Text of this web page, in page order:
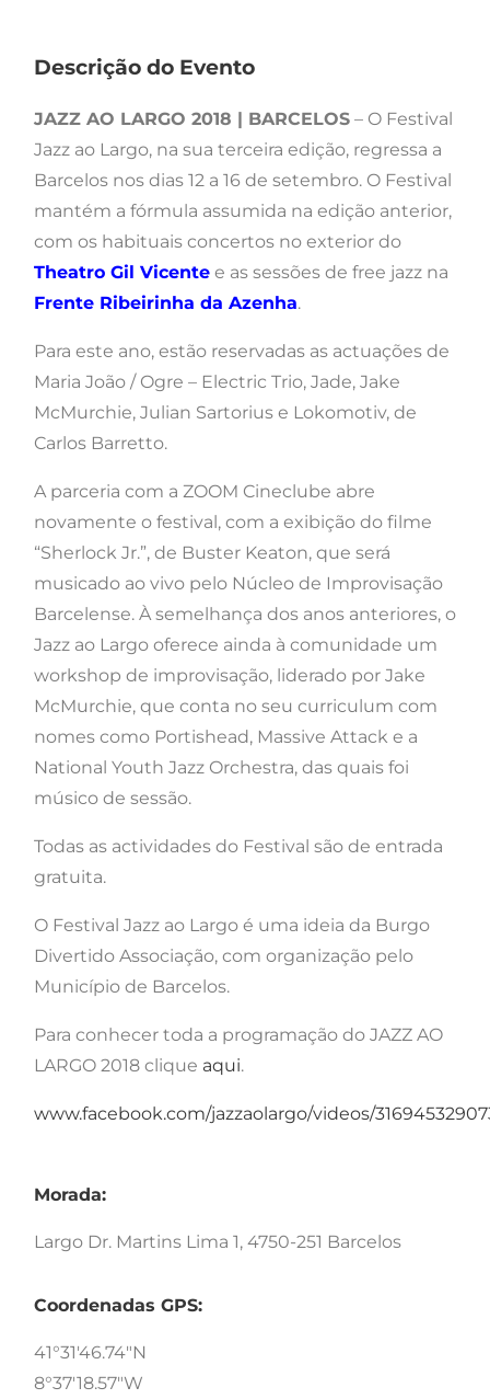
Descrição do Evento
JAZZ AO LARGO 2018 | BARCELOS – O Festival
Jazz ao Largo, na sua terceira edição, regressa a
Barcelos nos dias 12 a 16 de setembro. O Festival
mantém a fórmula assumida na edição anterior,
com os habituais concertos no exterior do
Theatro Gil Vicente e as sessões de free jazz na
Frente Ribeirinha da Azenha.
Para este ano, estão reservadas as actuações de
Maria João / Ogre – Electric Trio, Jade, Jake
McMurchie, Julian Sartorius e Lokomotiv, de
Carlos Barretto.
A parceria com a ZOOM Cineclube abre
novamente o festival, com a exibição do filme
“Sherlock Jr.”, de Buster Keaton, que será
musicado ao vivo pelo Núcleo de Improvisação
Barcelense. À semelhança dos anos anteriores, o
Jazz ao Largo oferece ainda à comunidade um
workshop de improvisação, liderado por Jake
McMurchie, que conta no seu curriculum com
nomes como Portishead, Massive Attack e a
National Youth Jazz Orchestra, das quais foi
músico de sessão.
Todas as actividades do Festival são de entrada
gratuita.
O Festival Jazz ao Largo é uma ideia da Burgo
Divertido Associação, com organização pelo
Município de Barcelos.
Para conhecer toda a programação do JAZZ AO
LARGO 2018 clique aqui.
www.facebook.com/jazzaolargo/videos/
Morada:
Largo Dr. Martins Lima 1, 4750-251 Barcelos
Coordenadas GPS:
41°31'46.74"N
8°37'18.57"W